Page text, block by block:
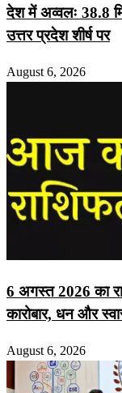
देश में अव्वलः 38.8
उत्तर प्रदेश शीर्ष पर
August 6, 2026
6 अगस्त 2026 का
कारोबार, धन और
August 6, 2026